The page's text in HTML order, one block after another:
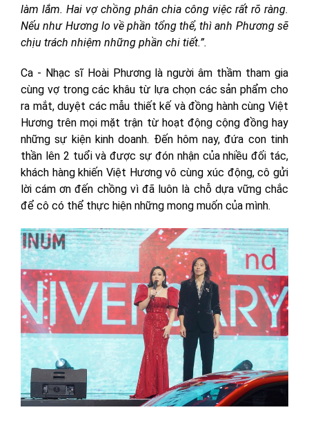
làm lắm. Hai vợ chồng phân chia công việc rất rõ ràng.
Nếu như Hương lo về phần tổng thể, thì anh Phương sẽ
chịu trách nhiệm những phần chi tiết.”.
Ca - Nhạc sĩ Hoài Phương là người âm thầm tham gia
cùng vợ trong các khâu từ lựa chọn các sản phẩm cho
ra mắt, duyệt các mẫu thiết kế và đồng hành cùng Việt
Hương trên mọi mặt trận từ hoạt động cộng đồng hay
những sự kiện kinh doanh. Đến hôm nay, đứa con tinh
thần lên 2 tuổi và được sự đón nhận của nhiều đối tác,
khách hàng khiến Việt Hương vô cùng xúc động, cô gửi
lời cám ơn đến chồng vì đã luôn là chỗ dựa vững chắc
để cô có thể thực hiện những mong muốn của mình.